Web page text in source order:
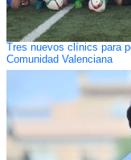
Tres nuevos clínics para
Comunidad Valenciana